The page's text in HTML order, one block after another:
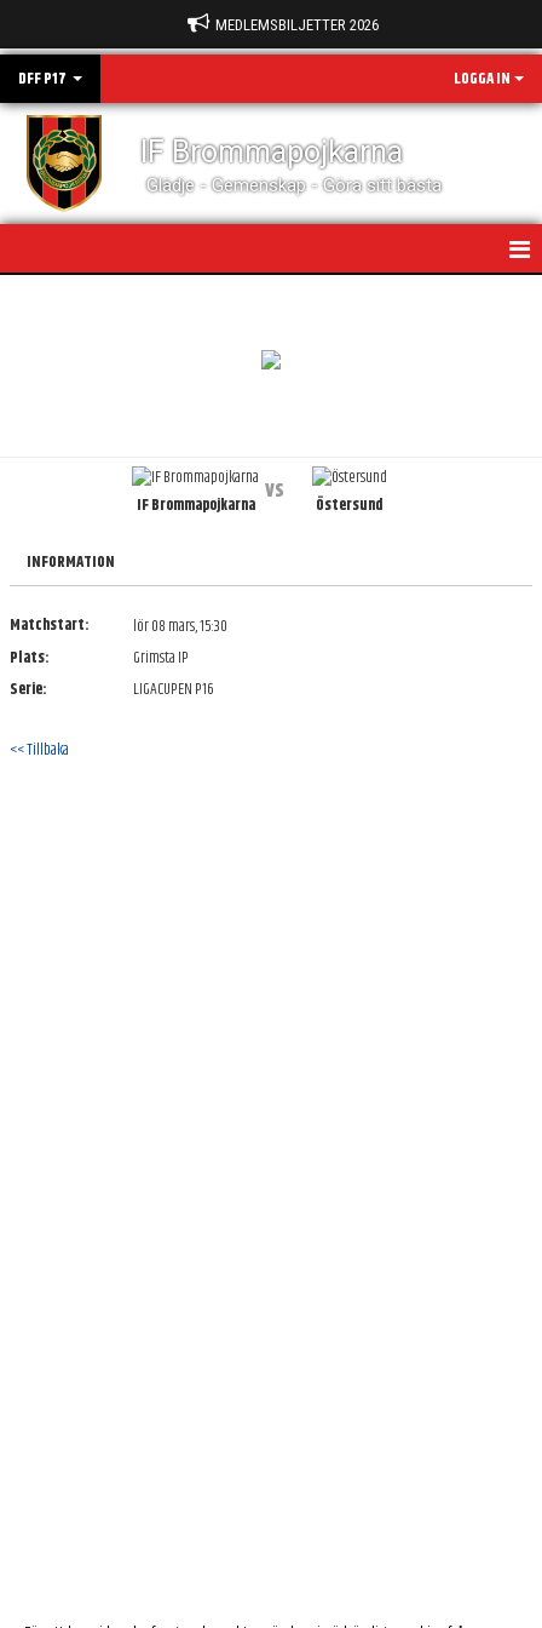
MEDLEMSBILJETTER 2026
DFF P17 LOGGA IN
IF Brommapojkarna
Glädje - Gemenskap - Göra sitt bästa
TRUPPEN
KONTAKT
IF Brommapojkarna vs Östersund
INFORMATION
Matchstart:
lör 08 mars, 15:30
Plats:
Grimsta IP
Serie:
LIGACUPEN P16
<< Tillbaka